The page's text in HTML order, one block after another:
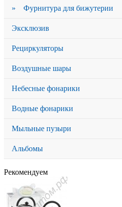
» Фурнитура для бижутерии
Эксклюзив
Рециркуляторы
Воздушные шары
Небесные фонарики
Водные фонарики
Мыльные пузыри
Альбомы
Рекомендуем